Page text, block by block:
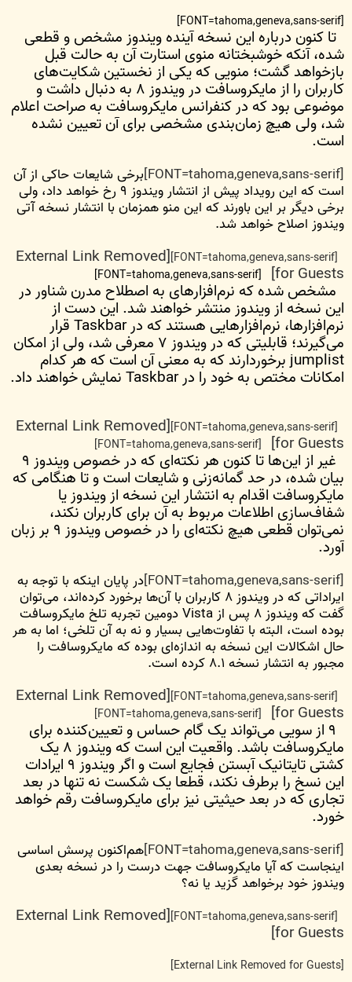
[FONT=tahoma,geneva,sans-serif]
تا کنون درباره این نسخه آینده ویندوز مشخص و قطعی
شده، آنکه خوشبختانه منوی استارت آن به حالت قبل
بازخواهد گشت؛ منویی که یکی از نخستین شکایت‌های
کاربران را از مایکروسافت در ویندوز ۸ به دنبال داشت و‌
موضوعی بود که در کنفرانس مایکروسافت به صراحت اعلام
شد، ولی هیچ زمان‌بندی مشخصی برای آن تعیین نشده
است.
[FONT=tahoma,geneva,sans-serif] برخی شایعات حاکی از آن
است که این رویداد پیش از انتشار ویندوز ۹ رخ خواهد داد، ولی
برخی دیگر بر این باورند که این منو همزمان با انتشار نسخه آتی
ویندوز اصلاح خواهد شد.
[FONT=tahoma,geneva,sans-serif]
[External Link Removed
for Guests]
[FONT=tahoma,geneva,sans-serif]
مشخص شده که نرم‌افزارهای به اصطلاح مدرن شناور در
این نسخه از ویندوز منتشر خواهند شد. این دست از
نرم‌افزار‌ها، نرم‌افزارهایی هستند که در Taskbar قرار
می‌گیرند؛ قابلیتی که در ویندوز ۷ معرفی شد، ولی از امکان
jumplist برخوردارند که به معنی آن است که هر کدام
امکانات مختص به خود را در Taskbar نمایش خواهند داد.
[FONT=tahoma,geneva,sans-serif]
[External Link Removed
for Guests]
[FONT=tahoma,geneva,sans-serif]
غیر از این‌ها تا کنون هر نکته‌ای که در خصوص ویندوز ۹
بیان شده، در حد گمانه‌زنی و شایعات است و تا هنگامی که
مایکروسافت اقدام به انتشار این نسخه از ویندوز یا
شفاف‌سازی اطلاعات مربوط به آن برای کاربران نکند،
نمی‌توان ‌قطعی هیچ نکته‌ای را در خصوص ویندوز ۹ بر زبان
آورد.
[FONT=tahoma,geneva,sans-serif] در پایان اینکه با توجه به
ایراداتی که در ویندوز ۸ کاربران با آن‌ها برخورد کرده‌اند، می‌توان
گفت که ویندوز ۸ پس از Vista دومین تجربه تلخ مایکروسافت
بوده است، البته با تفاوت‌هایی بسیار و نه به آن تلخی؛ اما به هر
حال اشکالات این نسخه به اندازه‌ای بوده که مایکروسافت را
مجبور به انتشار نسخه ۸.‌۱ کرده است.
[FONT=tahoma,geneva,sans-serif]
[External Link Removed
for Guests]
[FONT=tahoma,geneva,sans-serif]
۹ از سویی می‌تواند یک گام حساس و تعیین‌کننده برای
مایکروسافت باشد. واقعیت این است که ویندوز ۸ یک
کشتی تایتانیک آبستن فجایع است و اگر ویندوز ۹ ایرادات
این نسخ را برطرف نکند، قطعا یک شکست نه تنها در بعد
تجاری که در بعد حیثیتی نیز برای مایکروسافت رقم خواهد
خورد.
[FONT=tahoma,geneva,sans-serif] هم‌اکنون پرسش اساسی
اینجاست که آیا مایکروسافت جهت درست را در نسخه بعدی
ویندوز خود برخواهد گزید یا نه؟
[FONT=tahoma,geneva,sans-serif]
[External Link Removed
for Guests]
[External Link Removed for Guests]